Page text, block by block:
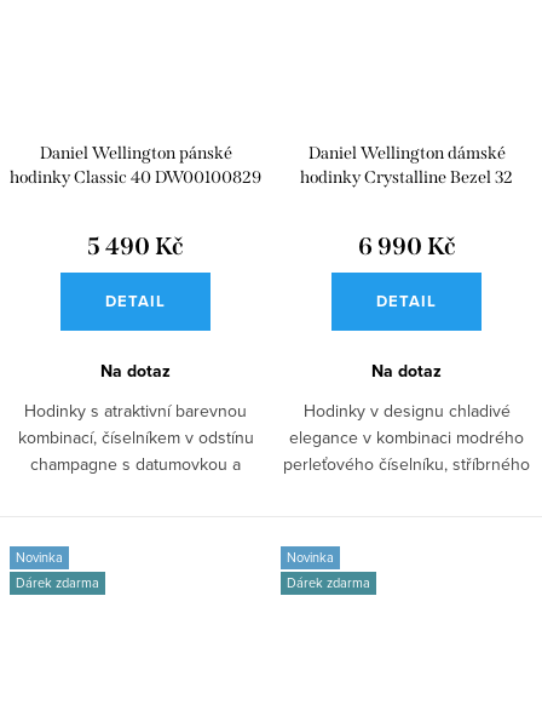
Daniel Wellington pánské
hodinky Classic 40 DW00100829
5 490 Kč
DETAIL
Na dotaz
Hodinky s atraktivní barevnou
kombinací, číselníkem v odstínu
champagne s datumovkou a
Daniel Wellington dámské
hodinky Crystalline Bezel 32
6 990 Kč
DETAIL
Na dotaz
Hodinky v designu chladivé
elegance v kombinaci modrého
perleťového číselníku, stříbrného
Novinka
Dárek zdarma
Novinka
Dárek zdarma